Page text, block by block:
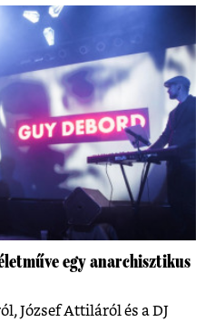
egy anarchisztikus
József Attiláról és a DJ